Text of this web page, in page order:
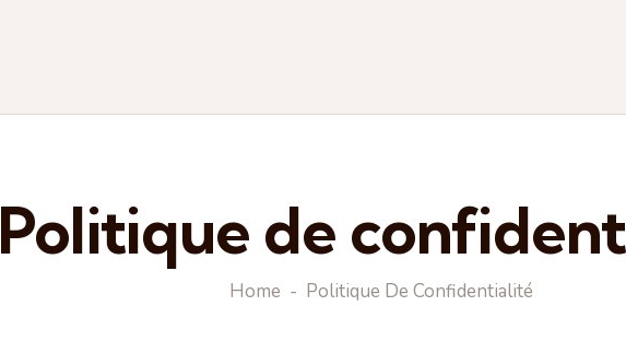
Politique de
Home Politique De Confidentialité